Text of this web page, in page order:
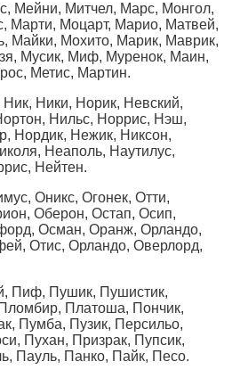
Мейни, Митчел, Марс, Монгол,
Марти, Моцарт, Марио, Матвей,
Майки, Мохито, Марик, Маврик,
Мусик, Миф, Муренок, Маин,
Метис, Мартин.
Ники, Норик, Невский,
Нильс, Норрис, Нэш,
Нордик, Нежик, Никсон,
Неаполь, Наутилус,
Нейтен.
Оникс, Огонек, Отти,
Оберон, Остап, Осип,
Осман, Оранж, Орландо,
Отис, Орландо, Оверлорд,
Пиф, Пушик, Пушистик,
Платоша, Пончик,
Пумба, Пузик, Персильо,
Пухан, Призрак, Пупсик,
Пауль, Панко, Пайк, Песо.